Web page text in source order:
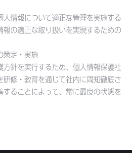
人情報について適正な管理を実施する
報の適正な取り扱いを実現するための
策定・実施
方針を実行するため、個人情報保護社
研修・教育を通じて社内に周知徹底さ
することによって、常に最良の状態を